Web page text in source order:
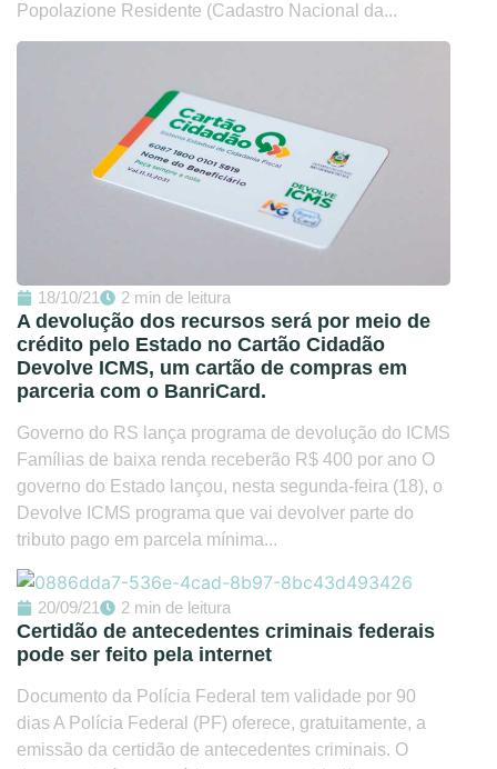
Popolazione Residente (Cadastro Nacional da...
18/10/21 2 min de leitura
A devolução dos recursos será por meio de
crédito pelo Estado no Cartão Cidadão
Devolve ICMS, um cartão de compras em
parceria com o BanriCard.
Governo do RS lança programa de devolução do ICMS
Famílias de baixa renda receberão R$ 400 por ano O
governo do Estado lançou, nesta segunda-feira (18), o
Devolve ICMS programa que vai devolver parte do
tributo pago em parcela mínima...
20/09/21 2 min de leitura
Certidão de antecedentes criminais federais
pode ser feito pela internet
Documento da Polícia Federal tem validade por 90
dias A Polícia Federal (PF) oferece, gratuitamente, a
emissão da certidão de antecedentes criminais. O